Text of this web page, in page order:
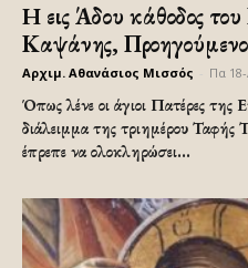
H εις Άδου κάθοδος
Καψάνης,
Αρχιμ. Αθανάσιος Μισσός Πα
Όπως λένε οι άγιοι Πατέρες της
διάλειμμα της τριημέρου Ταφής
έπρεπε να ολοκληρώσει...